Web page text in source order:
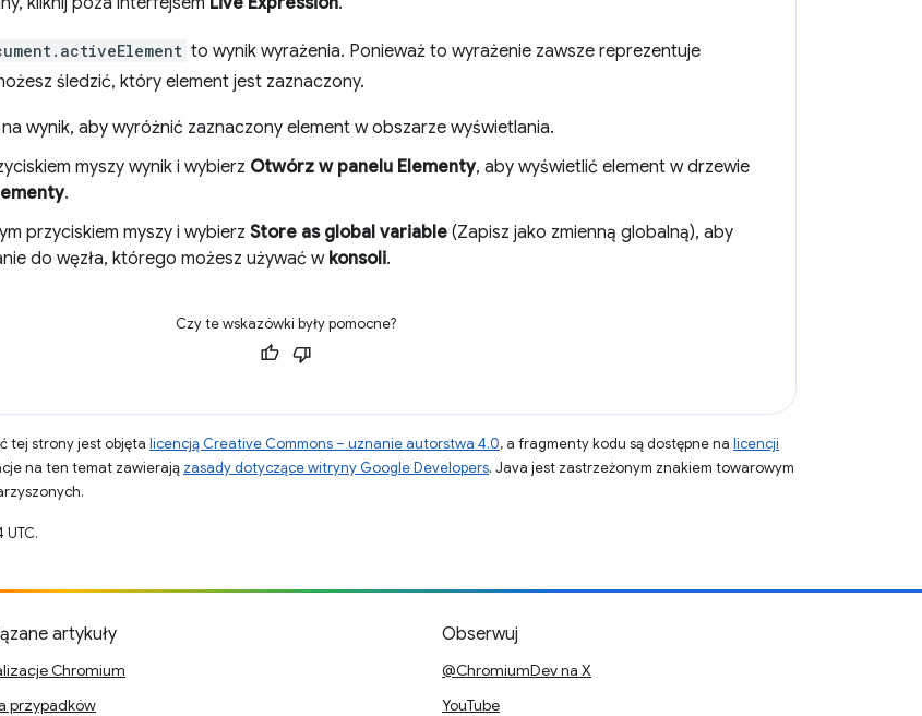
to wynik wyrażenia. Ponieważ to wyrażenie zawsze reprezentuje
śledzić, który element jest zaznaczony.
wynik, aby wyróżnić zaznaczony element w obszarze wyświetlania.
myszy wynik i wybierz Otwórz w panelu Elementy, aby wyświetlić element w drzewie
.
przyciskiem myszy i wybierz Store as global variable (Zapisz jako zmienną globalną), aby
do węzła, którego możesz używać w konsoli.
Czy te wskazówki były pomocne?
tej strony jest objęta licencją Creative Commons – uznanie autorstwa 4.0, a fragmenty kodu są dostępne na licencji
na ten temat zawierają zasady dotyczące witryny Google Developers. Java jest zastrzeżonym znakiem towarowym
artykuły
Chromium
przypadków
Obserwuj
@ChromiumDev na X
YouTube